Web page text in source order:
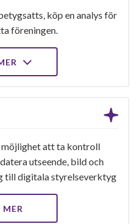
köp en analys för
föreningen.
möjlighet att ta kontroll
utseende, bild och
till digitala styrelseverktyg
MER